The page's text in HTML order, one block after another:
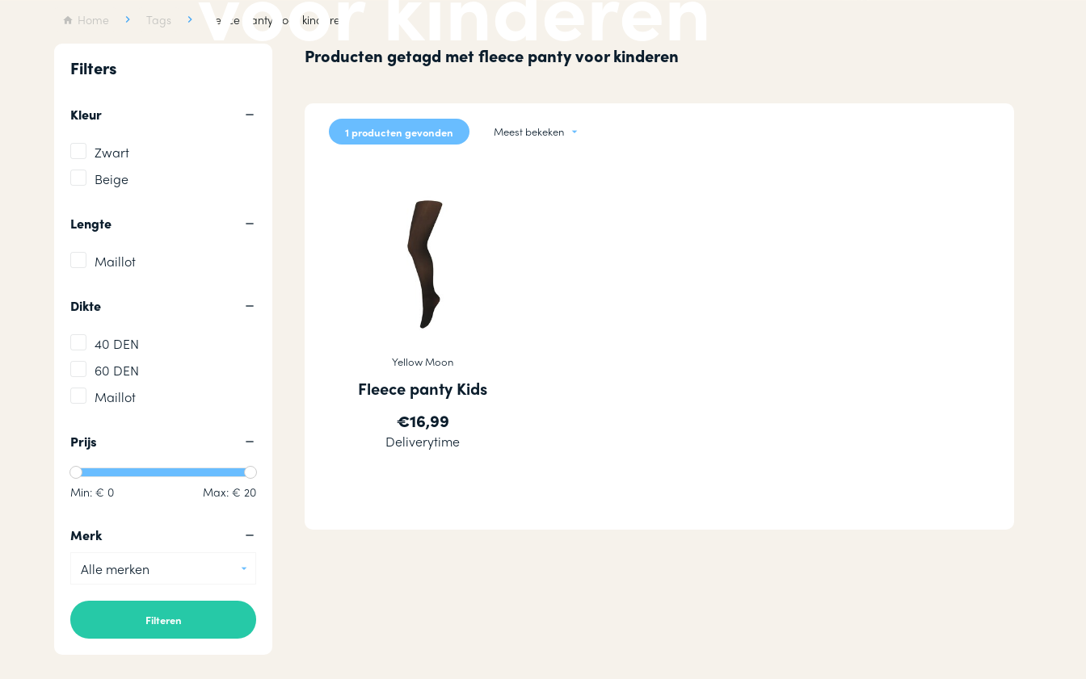
Wollen sokken
Badstof sokken
Hardloopsokken
Home Tags fleece panty voor kinderen
Filters
Kleur
Zwart
Beige
Lengte
Maillot
Dikte
40 DEN
60 DEN
Maillot
Prijs
Min: € 0 Max: € 20
Merk
Alle merken
Producten getagd met fleece panty voor kinderen
1 producten gevonden Meest bekeken
Yellow Moon
Fleece panty Kids
€16,99
Deliverytime